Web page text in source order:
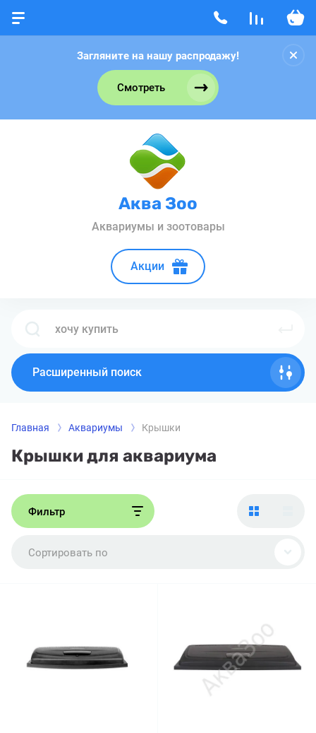
Загляните на нашу распродажу!
Смотреть
Аква Зоо
Аквариумы и зоотовары
Акции
Расширенный поиск
Главная Аквариумы Крышки
Крышки для аквариума
Фильтр
Сортировать по